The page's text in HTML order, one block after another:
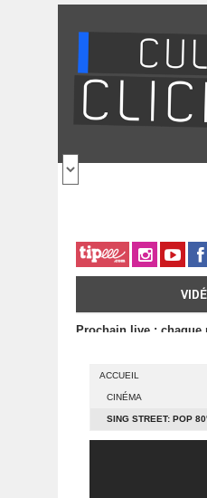
Prochain live : chaque
ACCUEIL
CINÉMA
SING STREET: POP